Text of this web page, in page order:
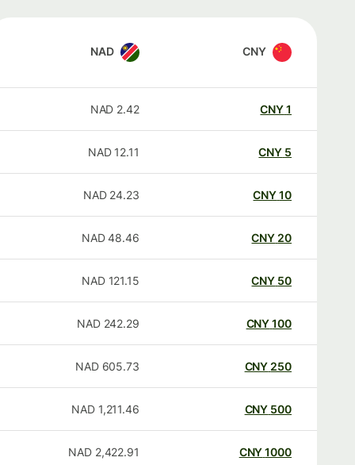
CNY
NAD
CNY
2.42
NAD
CNY
12.11
NAD
CNY
24.23
NAD
20
CNY
48.46
NAD
50
CNY
121.15
NAD
100
CNY
242.29
NAD
250
CNY
605.73
NAD
500
CNY
1,211.46
NAD
1000
CNY
2,422.91
NAD